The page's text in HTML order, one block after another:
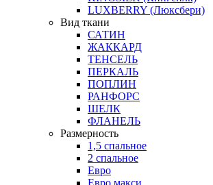
LUXBERRY (Люксбери)
Вид ткани
САТИН
ЖАККАРД
ТЕНСЕЛЬ
ПЕРКАЛЬ
ПОПЛИН
РАНФОРС
ШЕЛК
ФЛАНЕЛЬ
Размерность
1,5 спальное
2 спальное
Евро
Евро макси